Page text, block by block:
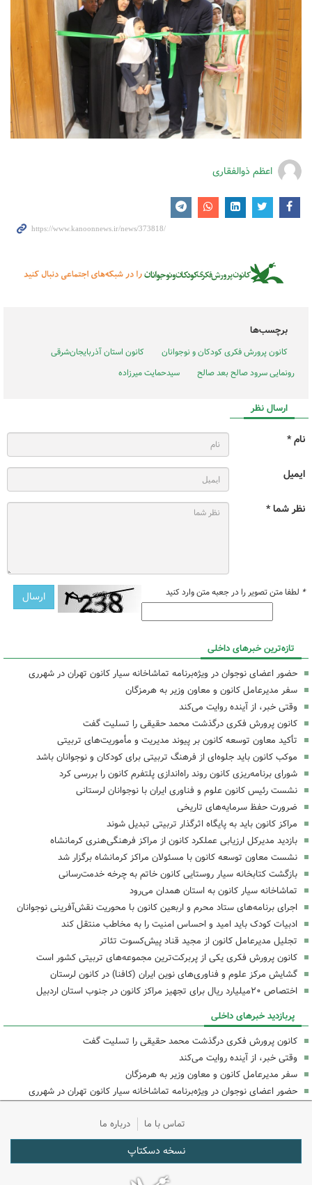
اعظم ذوالفقاری
برچسب‌ها
کانون پرورش فکری کودکان و نوجوانان
کانون استان آذربایجان‌شرقی
رونمایی سرود صالح بعد صالح
سیدحمایت میرزاده
ارسال نظر
نام *
ایمیل
نظر شما *
* لطفا متن تصویر را در جعبه متن وارد کنید
تازه‌ترین خبرهای داخلی
حضور اعضای نوجوان در ویژه‌برنامه تماشاخانه سیار کانون تهران در شهرری
سفر مدیرعامل کانون و معاون وزیر به هرمزگان
وقتی خبر، از آینده روایت می‌کند
کانون پرورش فکری درگذشت محمد حقیقی را تسلیت گفت
تأکید معاون توسعه کانون بر پیوند مدیریت و مأموریت‌های تربیتی
موکب کانون باید جلوه‌ای از فرهنگ تربیتی برای کودکان و نوجوانان باشد
شورای برنامه‌ریزی کانون روند راه‌اندازی پلتفرم کانون را بررسی کرد
نشست رئیس کانون علوم و فناوری ایران با نوجوانان لرستانی
ضرورت حفظ سرمایه‌های تاریخی
مراکز کانون باید به پایگاه اثرگذار تربیتی تبدیل شوند
بازدید مدیرکل ارزیابی عملکرد کانون از مراکز فرهنگی‌هنری کرمانشاه
نشست معاون توسعه کانون با مسئولان مراکز کرمانشاه برگزار شد
بازگشت کتابخانه سیار روستایی کانون خاتم به چرخه خدمت‌رسانی
تماشاخانه سیار کانون به استان همدان می‌رود
اجرای برنامه‌های ستاد محرم و اربعین کانون با محوریت نقش‌آفرینی نوجوانان
ادبیات کودک باید امید و احساس امنیت را به مخاطب منتقل کند
تجلیل مدیرعامل کانون از مجید قناد پیش‌کسوت تئاتر
کانون پرورش فکری یکی از پربرکت‌ترین مجموعه‌های تربیتی کشور است
گشایش مرکز علوم و فناوری‌های نوین ایران (کافنا) در کانون لرستان
اختصاص ۲۰میلیارد ریال برای تجهیز مراکز کانون در جنوب استان اردبیل
پربازدید خبرهای داخلی
کانون پرورش فکری درگذشت محمد حقیقی را تسلیت گفت
وقتی خبر، از آینده روایت می‌کند
سفر مدیرعامل کانون و معاون وزیر به هرمزگان
حضور اعضای نوجوان در ویژه‌برنامه تماشاخانه سیار کانون تهران در شهرری
تماس با ما درباره ما
نسخه دسکتاپ